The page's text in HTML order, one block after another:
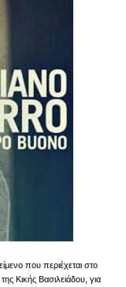
που περιέχεται στο
Κικής Βασιλειάδου, για